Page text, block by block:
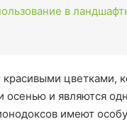
в
цветками,
осенью и являются
имеют